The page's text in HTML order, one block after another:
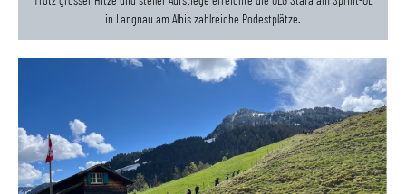
in Langnau am Albis zahlreiche Podestplätze.